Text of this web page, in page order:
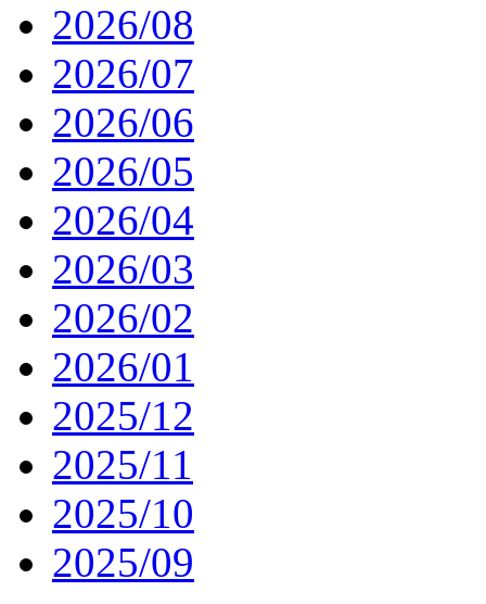
2026/08
2026/07
2026/06
2026/05
2026/04
2026/03
2026/02
2026/01
2025/12
2025/11
2025/10
2025/09